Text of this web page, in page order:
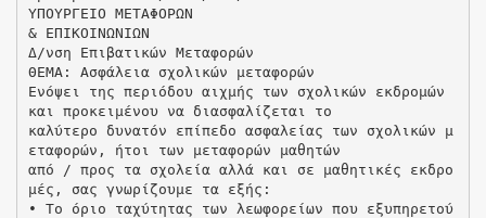
ΥΠΟΥΡΓΕΙΟ ΜΕΤΑΦΟΡΩΝ
& ΕΠΙΚΟΙΝΩΝΙΩΝ
Δ/νση Επιβατικών Μεταφορών
ΘΕΜΑ: Ασφάλεια σχολικών μεταφορών
Ενόψει της περιόδου αιχμής των σχολικών εκδρομών
και προκειμένου να διασφαλίζεται το
καλύτερο δυνατόν επίπεδο ασφαλείας των σχολικών μ
εταφορών, ήτοι των μεταφορών μαθητών
από / προς τα σχολεία αλλά και σε μαθητικές εκδρο
μές, σας γνωρίζουμε τα εξής:
• Το όριο ταχύτητας των λεωφορείων που εξυπηρετού